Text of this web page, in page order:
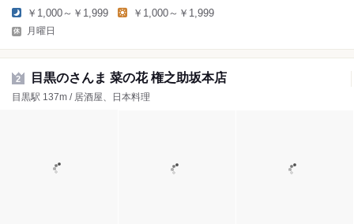
￥1,000～￥1,999 ￥1,000～￥1,999
月曜日
2 目黒のさんま 菜の花 権之助坂本店
目黒駅 137m / 居酒屋、日本料理